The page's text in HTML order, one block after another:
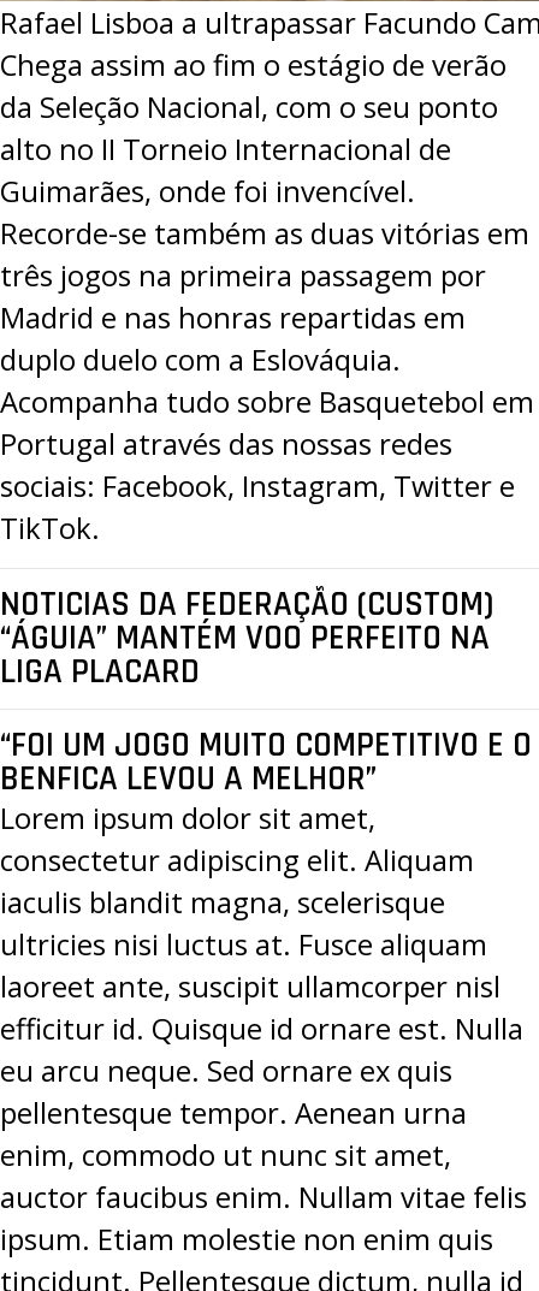
Rafael Lisboa a ultrapassar Facundo
Chega assim ao fim o estágio de verão
da Seleção Nacional, com o seu ponto
alto no II Torneio Internacional de
Guimarães, onde foi invencível.
Recorde-se também as duas vitórias em
três jogos na primeira passagem por
Madrid e nas honras repartidas em
duplo duelo com a Eslováquia.
Acompanha tudo sobre Basquetebol em
Portugal através das nossas redes
sociais: Facebook, Instagram, Twitter e
TikTok.
NOTICIAS DA FEDERAÇÃO (CUSTOM)
“ÁGUIA” MANTÉM VOO PERFEITO NA
LIGA PLACARD
“FOI UM JOGO MUITO COMPETITIVO E O
BENFICA LEVOU A MELHOR”
Lorem ipsum dolor sit amet,
consectetur adipiscing elit. Aliquam
iaculis blandit magna, scelerisque
ultricies nisi luctus at. Fusce aliquam
laoreet ante, suscipit ullamcorper nisl
efficitur id. Quisque id ornare est. Nulla
eu arcu neque. Sed ornare ex quis
pellentesque tempor. Aenean urna
enim, commodo ut nunc sit amet,
auctor faucibus enim. Nullam vitae felis
ipsum. Etiam molestie non enim quis
tincidunt. Pellentesque dictum, nulla id